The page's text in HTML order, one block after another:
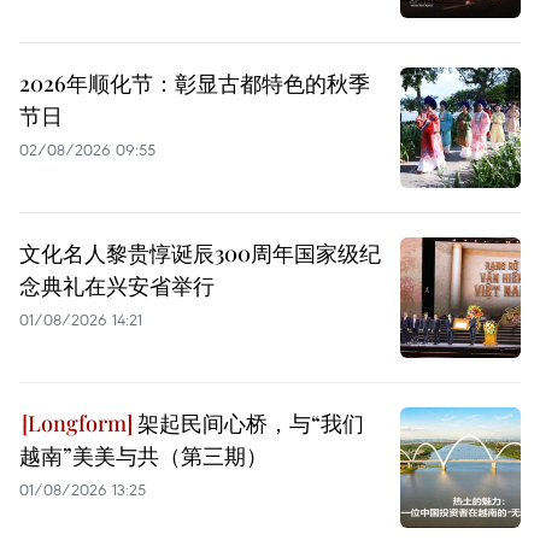
2026年顺化节：彰显古都特色的秋季
节日
02/08/2026 09:55
文化名人黎贵惇诞辰300周年国家级纪
念典礼在兴安省举行
01/08/2026 14:21
架起民间心桥，与“我们
越南”美美与共（第三期）
01/08/2026 13:25